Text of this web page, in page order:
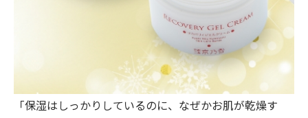
「保湿はしっかりしているのに、なぜかお肌が乾燥す